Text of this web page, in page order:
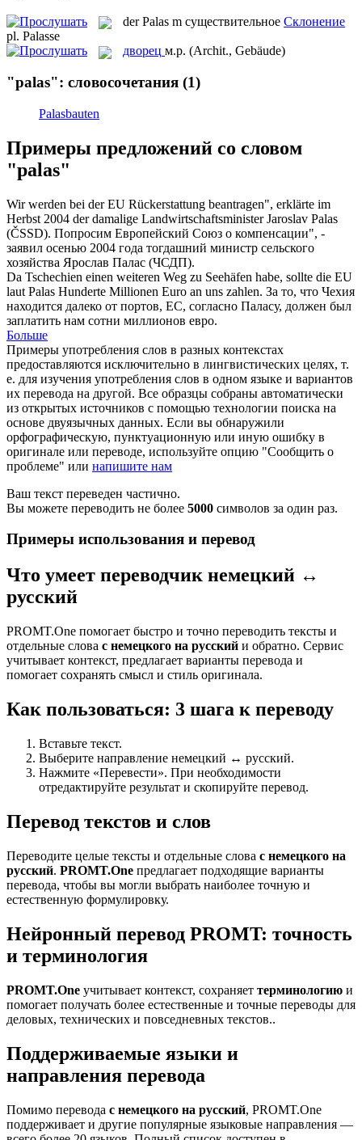
derPalas m существительное Склонение
pl. Palasse
дворец м.р. (Archit., Gebäude)
"palas": словосочетания (1)
Palasbauten
Примеры предложений со словом
"palas"
Wir werden bei der EU Rückerstattung beantragen", erklärte im
Herbst 2004 der damalige Landwirtschaftsminister Jaroslav Palas
(ČSSD). Попросим Европейский Союз о компенсации", -
заявил осенью 2004 года тогдашний министр сельского
хозяйства Ярослав Палас (ЧСДП).
Da Tschechien einen weiteren Weg zu Seehäfen habe, sollte die EU
laut Palas Hunderte Millionen Euro an uns zahlen. За то, что Чехия
находится далеко от портов, ЕС, согласно Паласу, должен был
заплатить нам сотни миллионов евро.
Больше
Примеры употребления слов в разных контекстах
предоставляются исключительно в лингвистических целях, т.
е. для изучения употребления слов в одном языке и вариантов
их перевода на другой. Все образцы собраны автоматически
из открытых источников с помощью технологии поиска на
основе двуязычных данных. Если вы обнаружили
орфографическую, пунктуационную или иную ошибку в
оригинале или переводе, используйте опцию "Сообщить о
проблеме" или напишите нам
Ваш текст переведен частично.
Вы можете переводить не более 5000 символов за один раз.
Примеры использования и перевод
Что умеет переводчик немецкий ↔
русский
PROMT.One помогает быстро и точно переводить тексты и
отдельные слова с немецкого на русский и обратно. Сервис
учитывает контекст, предлагает варианты перевода и
помогает сохранять смысл и стиль оригинала.
Как пользоваться: 3 шага к переводу
Вставьте текст.
Выберите направление немецкий ↔ русский.
Нажмите «Перевести». При необходимости
отредактируйте результат и скопируйте перевод.
Перевод текстов и слов
Переводите целые тексты и отдельные слова с немецкого на
русский. PROMT.One предлагает подходящие варианты
перевода, чтобы вы могли выбрать наиболее точную и
естественную формулировку.
Нейронный перевод PROMT: точность
и терминология
PROMT.One учитывает контекст, сохраняет терминологию и
помогает получать более естественные и точные переводы для
деловых, технических и повседневных текстов..
Поддерживаемые языки и
направления перевода
Помимо перевода с немецкого на русский, PROMT.One
поддерживает и другие популярные языковые направления —